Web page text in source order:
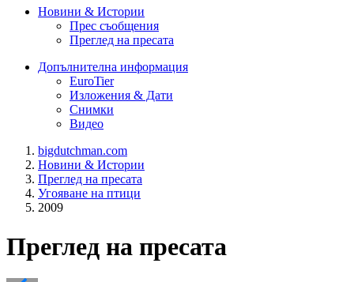
Новини & Истории
Прес съобщения
Преглед на пресата
Допълнителна информация
EuroTier
Изложения & Дати
Снимки
Видео
bigdutchman.com
Новини & Истории
Преглед на пресата
Угояване на птици
2009
Преглед на пресата